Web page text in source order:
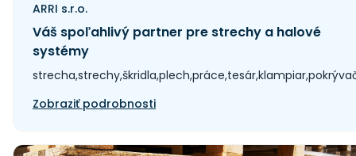
ARRI s.r.o.
Váš spoľahlivý partner pre strechy a halové
systémy
Zobraziť podrobnosti